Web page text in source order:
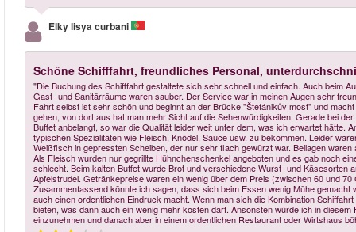
Elky lisya curbani
Schöne Schifffahrt, freundliches Personal,
"Die Buchung des Schifffahrt gestaltete sich sehr schnell und einfach. Auch beim
Gast- und Sanitärräume waren sauber. Der Service war in meinen Augen sehr
Fahrt selbst ist sehr schön und beginnt an der Brücke "Štefánikův most" und
gehen, von dort aus hat man mehr Sicht auf die Sehenwürdigkeiten. Gerade bei
Buffet anbelangt, so war die Qualität leider weit unter dem, was ich erwartet hätte.
typischen Spezialitäten wie Fleisch, Knödel, Sauce usw. zu bekommen. Leider
Weißfisch in gepressten Scheiben, der nur sehr flach gewürzt war. Beilagen
Als Fleisch wurden nur gegrillte Hühnchenschenkel angeboten und es gab noch
schlecht. Beim kalten Buffet wurde Brot und verschiedene Wurst- und
Apfelstrudel. Getränkepreise waren ein wenig über dem Preis (zwischen 60 und
Zusammenfassend könnte ich sagen, dass sich beim Essen wenig Mühe
auch einen ordentlichen Eindruck macht. Wenn man sich die Kombination
bieten, was dann auch ein wenig mehr kosten darf. Ansonsten würde ich in
einzunehmen und danach aber in einem ordentlichen Restaurant oder Wirtshaus